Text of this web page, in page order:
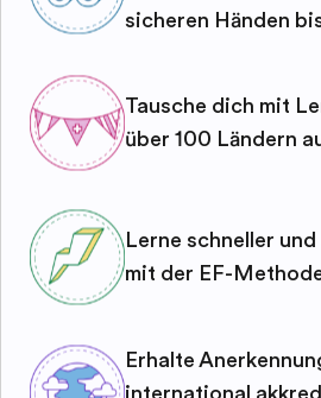
sicheren Händen
Tausche dich mit
über 100 Ländern
Lerne schneller
mit der EF-
Erhalte
international